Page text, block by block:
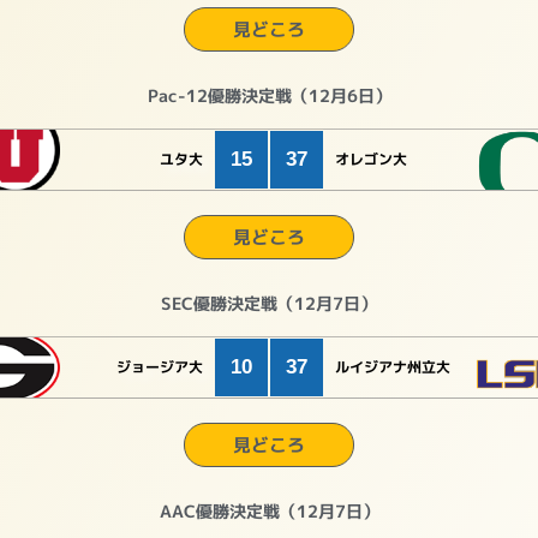
見どころ
Pac-12優勝決定戦（12月6日）
ユタ大 15 37 オレゴン大
見どころ
SEC優勝決定戦（12月7日）
ジョージア大 10 37 ルイジアナ州立大
見どころ
AAC優勝決定戦（12月7日）